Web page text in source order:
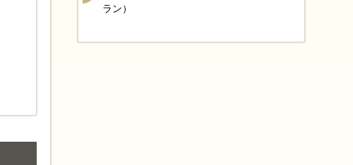
ラン）